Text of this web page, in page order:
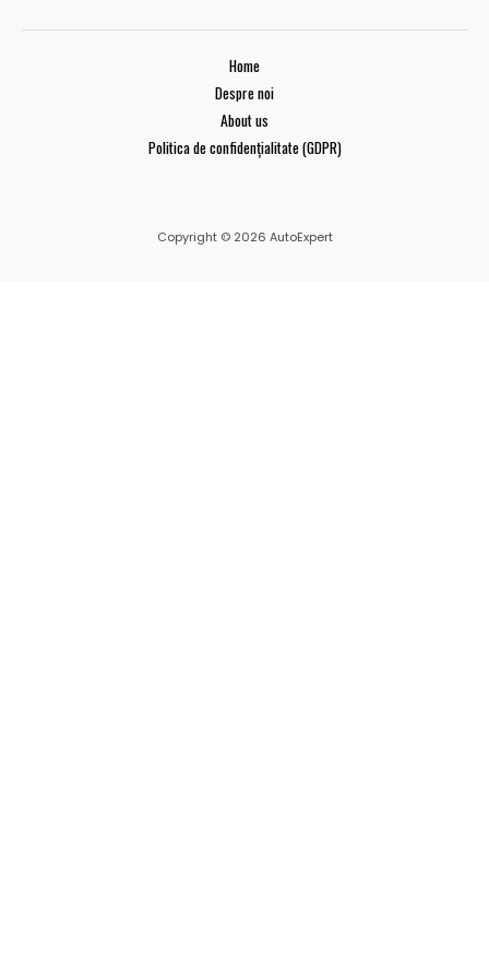
Home
Despre noi
About us
Politica de confidențialitate (GDPR)
Copyright © 2026 AutoExpert